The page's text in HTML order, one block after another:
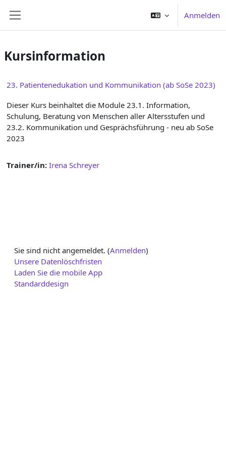
Anmelden
Kursinformation
23. Patientenedukation und Kommunikation (ab SoSe 2023)
Dieser Kurs beinhaltet die Module 23.1. Information,
Schulung, Beratung von Menschen aller Altersstufen und
23.2. Kommunikation und Gesprächsführung - neu ab SoSe
2023
Trainer/in: Irena Schreyer
Sie sind nicht angemeldet. (Anmelden)
Unsere Datenlöschfristen
Laden Sie die mobile App
Standarddesign